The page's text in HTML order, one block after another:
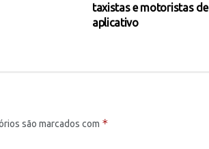
taxistas e motoristas de
aplicativo
são marcados com *